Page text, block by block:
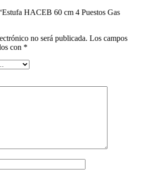
HACEB 60 cm 4 Puestos Gas
no será publicada. Los campos
con *